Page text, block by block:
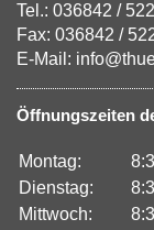
Tel.: 036842 /
Fax: 036842 /
E-Mail:
Öffnungszeiten
Montag:
Dienstag:
Mittwoch: